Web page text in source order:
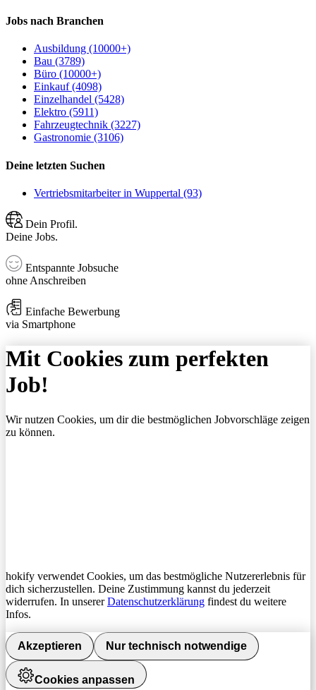
Jobs nach Branchen
Ausbildung (10000+)
Bau (3789)
Büro (10000+)
Einkauf (4098)
Einzelhandel (5428)
Elektro (5911)
Fahrzeugtechnik (3227)
Gastronomie (3106)
Deine letzten Suchen
Vertriebsmitarbeiter in Wuppertal (93)
Dein Profil.
Deine Jobs.
Entspannte Jobsuche
ohne Anschreiben
Einfache Bewerbung
via Smartphone
Mit Cookies zum perfekten
Job!
Wir nutzen Cookies, um dir die bestmöglichen Jobvorschläge zeigen
zu können.
hokify verwendet Cookies, um das bestmögliche Nutzererlebnis für
dich sicherzustellen. Deine Zustimmung kannst du jederzeit
widerrufen. In unsererDatenschutzerklärung findest du weitere
Infos.
Akzeptieren Nur technisch notwendige
Cookies anpassen